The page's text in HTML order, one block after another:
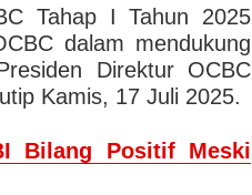
Tahap I Tahun 2025
dalam mendukung
Direktur OCBC
Kamis, 17 Juli 2025.
Bilang Positif Meski